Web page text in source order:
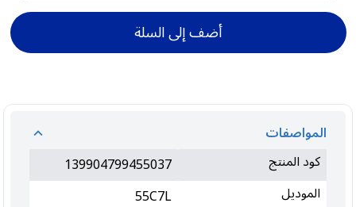
أضف إلى السلة
المواصفات
كود المنتج
139904799455037
الموديل
55C7L